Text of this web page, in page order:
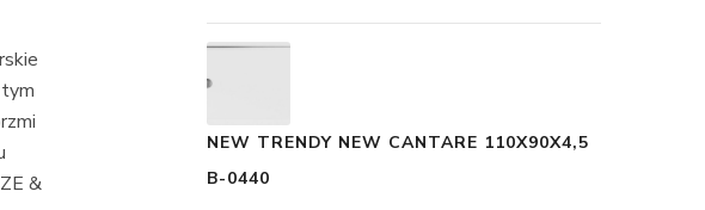
&
NEW TRENDY NEW CANTARE 110X90X4,5
B-0440